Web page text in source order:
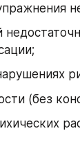
(без